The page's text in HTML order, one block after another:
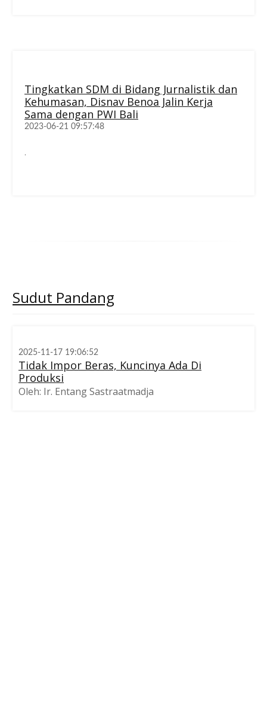
Tingkatkan SDM di Bidang Jurnalistik dan
Kehumasan, Disnav Benoa Jalin Kerja
Sama dengan PWI Bali
2023-06-21 09:57:48
.
Sudut Pandang
2025-11-17 19:06:52
Tidak Impor Beras, Kuncinya Ada Di
Produksi
Oleh: Ir. Entang Sastraatmadja